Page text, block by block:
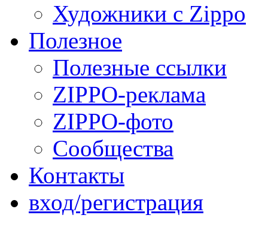
Художники с Zippo
Полезное
Полезные ссылки
ZIPPO-реклама
ZIPPO-фото
Сообщества
Контакты
вход/регистрация